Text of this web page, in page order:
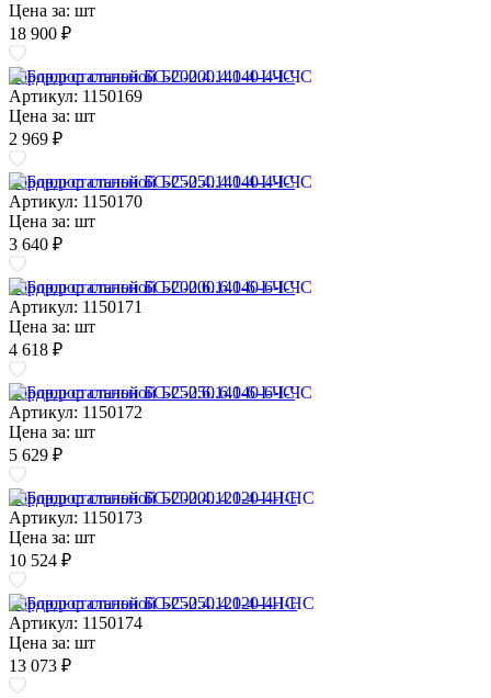
Цена за: шт
18 900 ₽
Бордюр стальной БС-200.4.140-4-I-ЧС
Артикул: 1150169
Цена за: шт
2 969 ₽
Бордюр стальной БС-250.4.140-4-I-ЧС
Артикул: 1150170
Цена за: шт
3 640 ₽
Бордюр стальной БС-200.6.140-6-I-ЧС
Артикул: 1150171
Цена за: шт
4 618 ₽
Бордюр стальной БС-250.6.140-6-I-ЧС
Артикул: 1150172
Цена за: шт
5 629 ₽
Бордюр стальной БС-200.4.120-4-I-НС
Артикул: 1150173
Цена за: шт
10 524 ₽
Бордюр стальной БС-250.4.120-4-I-НС
Артикул: 1150174
Цена за: шт
13 073 ₽